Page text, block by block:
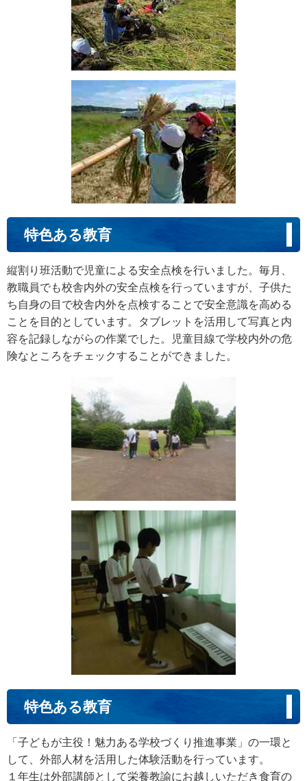
特色ある教育
縦割り班活動で児童による安全点検を行いました。毎月、
教職員でも校舎内外の安全点検を行っていますが、子供た
ち自身の目で校舎内外を点検することで安全意識を高める
ことを目的としています。タブレットを活用して写真と内
容を記録しながらの作業でした。児童目線で学校内外の危
険なところをチェックすることができました。
特色ある教育
「子どもが主役！魅力ある学校づくり推進事業」の一環と
して、外部人材を活用した体験活動を行っています。
１年生は外部講師として栄養教諭にお越しいただき食育の